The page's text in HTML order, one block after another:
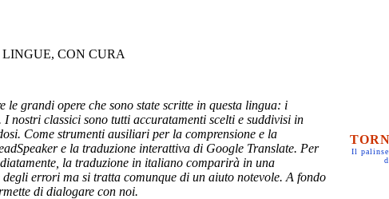
CON CURA
le grandi opere che sono state scritte in questa lingua: i
nostri classici sono tutti accuratamenti scelti e suddivisi in
Come strumenti ausiliari per la comprensione e la
e la traduzione interattiva di Google Translate. Per
la traduzione in italiano comparirà in una
errori ma si tratta comunque di un aiuto notevole. A fondo
di dialogare con noi.
Il